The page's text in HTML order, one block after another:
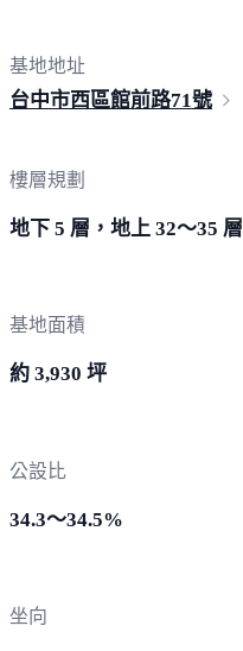
基地地址
台中市西區館前路71號
樓層規劃
地下 5 層，地上 32～35 層
基地面積
約 3,930 坪
公設比
34.3～34.5%
坐向